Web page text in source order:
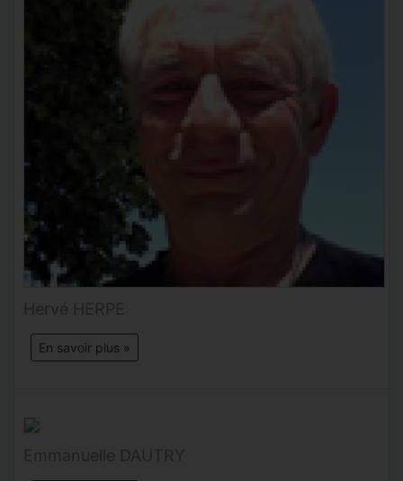
Hervé HERPE
En savoir plus »
Emmanuelle DAUTRY